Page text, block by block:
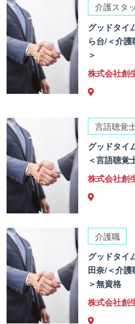
介護スタ
グッドタイ
ら台/＜介
＞
株式会社創
言語聴覚
グッドタイ
＜言語聴
株式会社創
介護職
グッドタイ
田奈/＜介
＞無資格
株式会社創